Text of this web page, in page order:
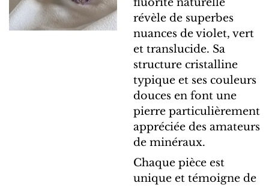
révèle de superbes
nuances de violet, vert
et translucide. Sa
structure cristalline
typique et ses couleurs
douces en font une
pierre particulièrement
appréciée des amateurs
de minéraux.
Chaque pièce est
unique et témoigne de